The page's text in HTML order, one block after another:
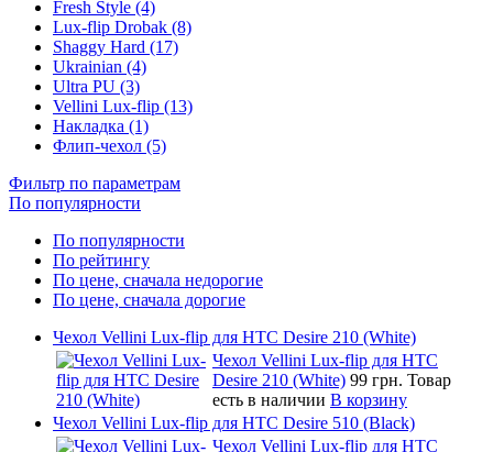
Fresh Style (4)
Lux-flip Drobak (8)
Shaggy Hard (17)
Ukrainian (4)
Ultra PU (3)
Vellini Lux-flip (13)
Накладка (1)
Флип-чехол (5)
Фильтр по параметрам
По популярности
По популярности
По рейтингу
По цене, сначала недорогие
По цене, сначала дорогие
Чехол Vellini Lux-flip для HTC Desire 210 (White)
Чехол Vellini Lux-flip для HTC
Desire 210 (White) 99 грн. Товар
есть в наличии В корзину
Чехол Vellini Lux-flip для HTC Desire 510 (Black)
Чехол Vellini Lux-flip для HTC